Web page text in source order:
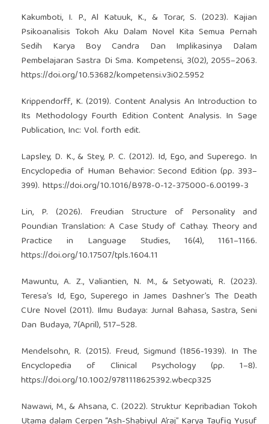
Kakumboti, I. P., Al Katuuk, K., & Torar, S. (2023). Kajian
Psikoanalisis Tokoh Aku Dalam Novel Kita Semua Pernah
Sedih Karya Boy Candra Dan Implikasinya Dalam
Pembelajaran Sastra Di Sma. Kompetensi, 3(02), 2055–2063.
https://doi.org/10.53682/kompetensi.v3i02.5952
Krippendorff, K. (2019). Content Analysis An Introduction to
Its Methodology Fourth Edition Content Analysis. In Sage
Publication, Inc: Vol. forth edit.
Lapsley, D. K., & Stey, P. C. (2012). Id, Ego, and Superego. In
Encyclopedia of Human Behavior: Second Edition (pp. 393–
399). https://doi.org/10.1016/B978-0-12-375000-6.00199-3
Lin, P. (2026). Freudian Structure of Personality and
Poundian Translation: A Case Study of Cathay. Theory and
Practice in Language Studies, 16(4), 1161–1166.
https://doi.org/10.17507/tpls.1604.11
Mawuntu, A. Z., Valiantien, N. M., & Setyowati, R. (2023).
Teresa’s Id, Ego, Superego in James Dashner’s The Death
CUre Novel (2011). Ilmu Budaya: Jurnal Bahasa, Sastra, Seni
Dan Budaya, 7(April), 517–528.
Mendelsohn, R. (2015). Freud, Sigmund (1856-1939). In The
Encyclopedia of Clinical Psychology (pp. 1–8).
https://doi.org/10.1002/9781118625392.wbecp325
Nawawi, M., & Ahsana, C. (2022). Struktur Kepribadian Tokoh